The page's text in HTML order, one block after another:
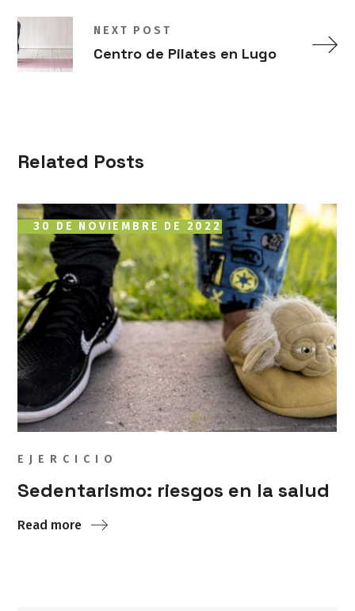
NEXT POST
Centro de Pilates en Lugo
Related Posts
30 DE NOVIEMBRE DE 2022
EJERCICIO
Sedentarismo: riesgos en la salud
Read more